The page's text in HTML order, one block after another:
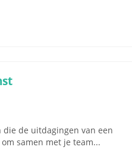
de uitdagingen van een
samen met je team...